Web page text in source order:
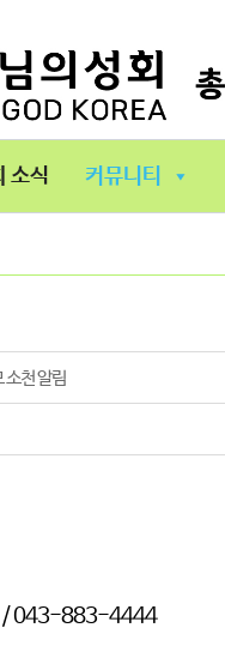
소식 커뮤니티
소천 알림
/ 043-883-4444